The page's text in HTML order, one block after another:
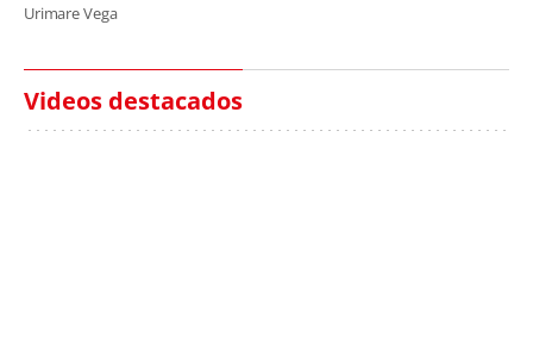
Urimare Vega
Videos destacados